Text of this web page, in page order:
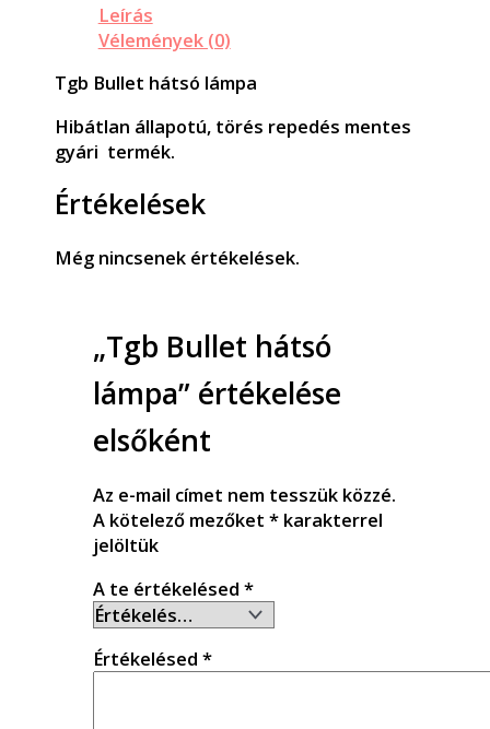
Leírás
Vélemények (0)
Tgb Bullet hátsó lámpa
Hibátlan állapotú, törés repedés mentes
gyári termék.
Értékelések
Még nincsenek értékelések.
„Tgb Bullet hátsó
lámpa” értékelése
elsőként
Az e-mail címet nem tesszük közzé.
A kötelező mezőket *karakterrel
jelöltük
A te értékelésed *
Értékelésed *